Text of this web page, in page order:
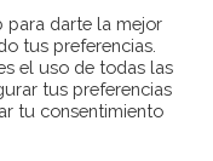
danza
danza
para darte la mejor
tus preferencias.
el uso de todas las
tus preferencias
tu consentimiento